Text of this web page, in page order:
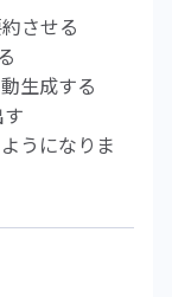
させる
生成する
うになりま